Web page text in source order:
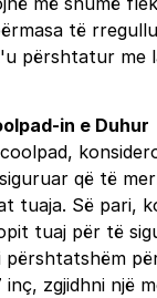
të
përshtatur me
in e Duhur
që të
tuaja. Së pari,
tuaj për të
përshtatshëm
inç, zgjidhni një